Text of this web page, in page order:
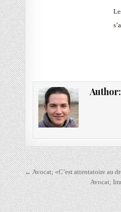
Author:
Navigation
de
l’article
← Avocat; «C’est attentatoire au
Avocat;